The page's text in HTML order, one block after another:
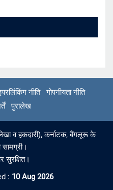
नीति
गोपनीयता नीति
पुरालेख
व हकदारी), कर्नाटक, बैंगलूरू के
सामग्री।
सुरक्षित।
: 10 Aug 2026